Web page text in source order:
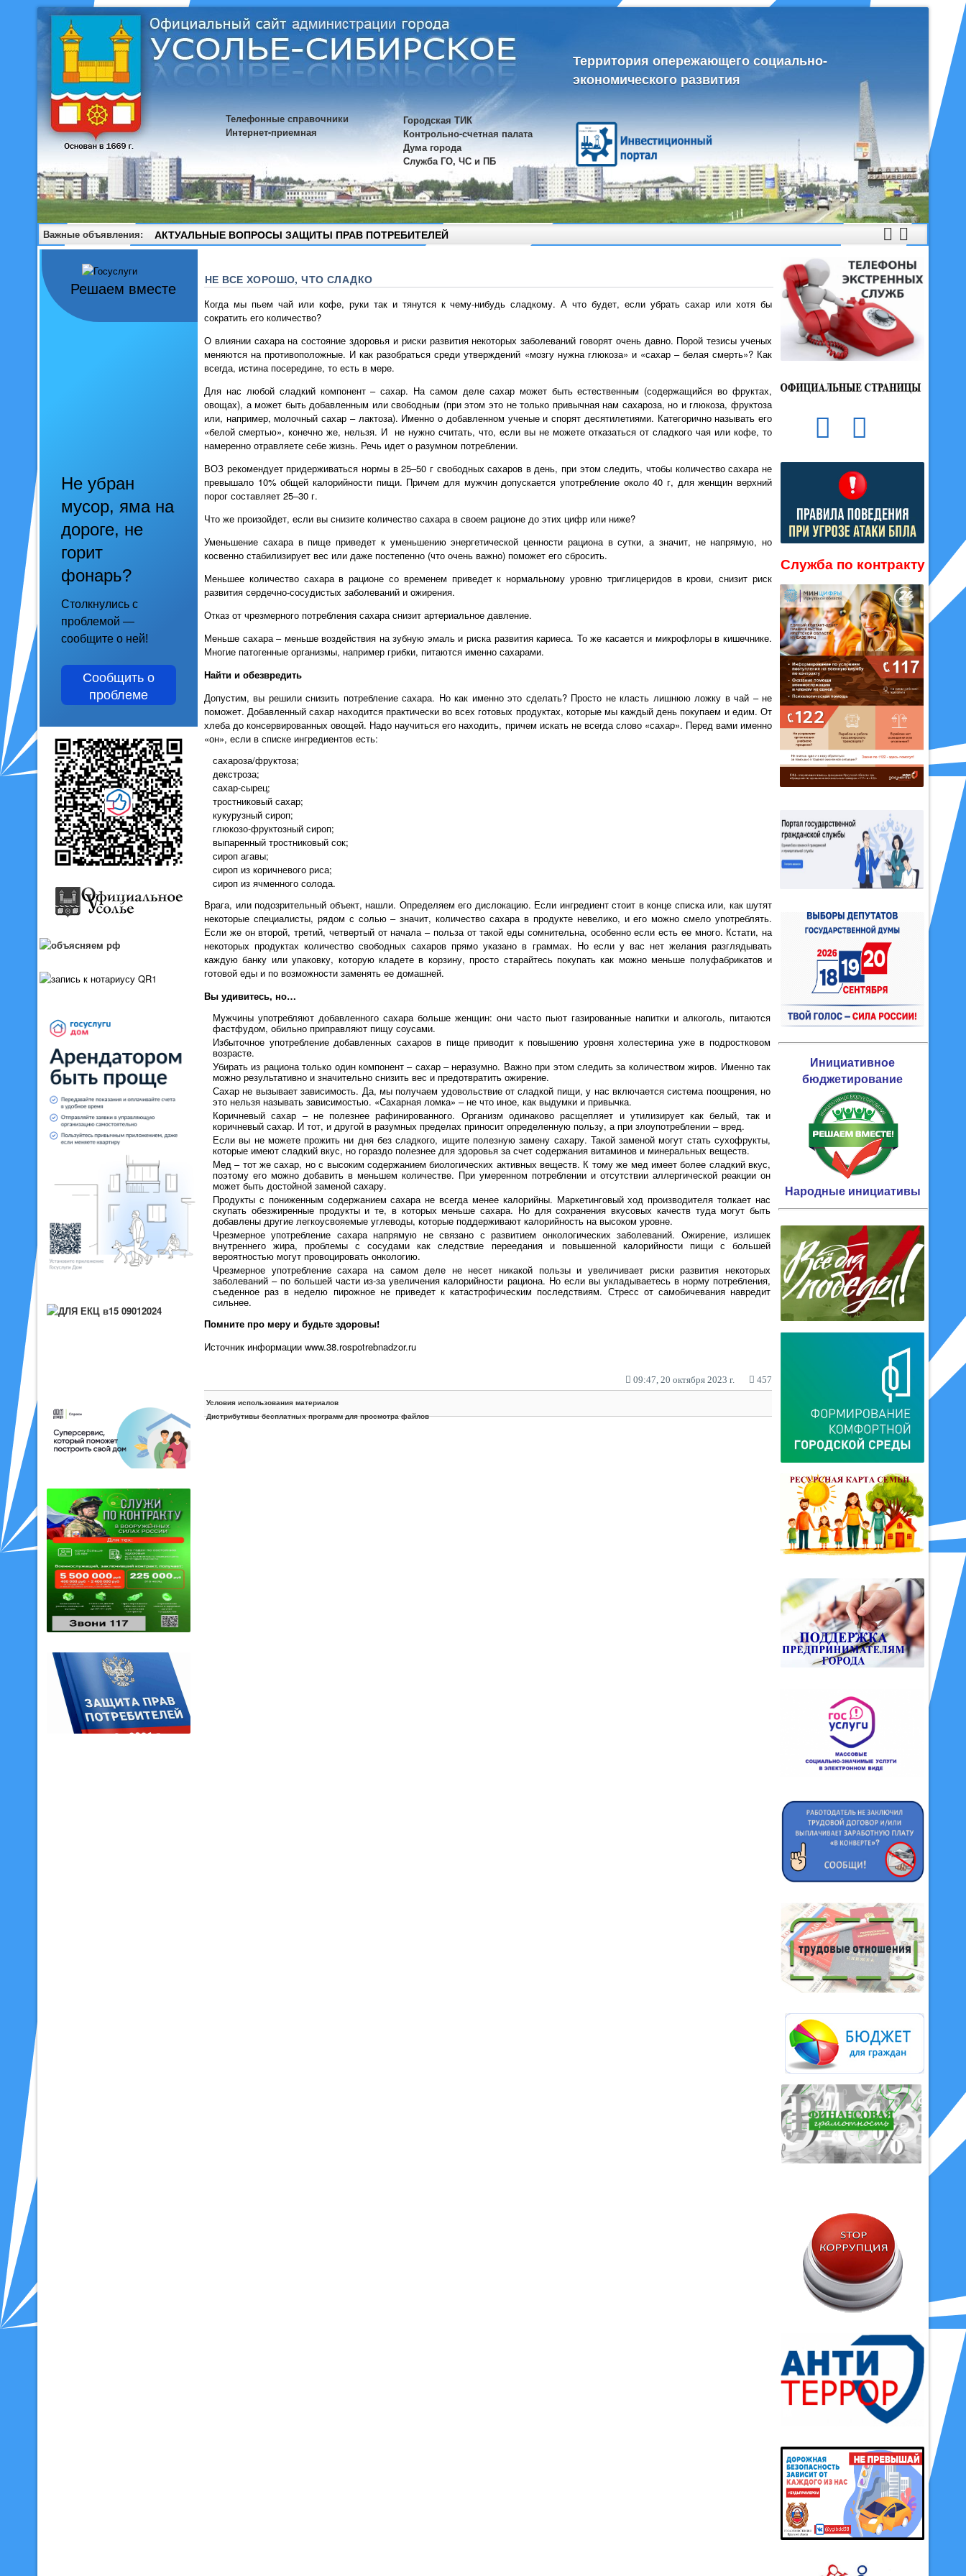
Территория опережающего социально-
экономического развития
Телефонные справочники
Интернет-приемная
Городская ТИК
Контрольно-счетная палата
Дума города
Служба ГО, ЧС и ПБ
Важные объявления: АКТУАЛЬНЫЕ ВОПРОСЫ ЗАЩИТЫ ПРАВ ПОТРЕБИТЕЛЕЙ
Решаем вместе
Не убран
мусор, яма на
дороге, не
горит
фонарь?
Столкнулись с
проблемой —
сообщите о ней!
Сообщить о
проблеме
НЕ ВСЕ ХОРОШО, ЧТО СЛАДКО
Когда мы пьем чай или кофе, руки так и тянутся к чему-нибудь сладкому. А что будет, если убрать сахар или хотя бы
сократить его количество?
О влиянии сахара на состояние здоровья и риски развития некоторых заболеваний говорят очень давно. Порой тезисы ученых
меняются на противоположные. И как разобраться среди утверждений «мозгу нужна глюкоза» и «сахар – белая смерть»? Как
всегда, истина посередине, то есть в мере.
Для нас любой сладкий компонент – сахар. На самом деле сахар может быть естественным (содержащийся во фруктах,
овощах), а может быть добавленным или свободным (при этом это не только привычная нам сахароза, но и глюкоза, фруктоза
или, например, молочный сахар – лактоза). Именно о добавленном ученые и спорят десятилетиями. Категорично называть его
«белой смертью», конечно же, нельзя. И не нужно считать, что, если вы не можете отказаться от сладкого чая или кофе, то
намеренно отравляете себе жизнь. Речь идет о разумном потреблении.
ВОЗ рекомендует придерживаться нормы в 25–50 г свободных сахаров в день, при этом следить, чтобы количество сахара не
превышало 10% общей калорийности пищи. Причем для мужчин допускается употребление около 40 г, для женщин верхний
порог составляет 25–30 г.
Что же произойдет, если вы снизите количество сахара в своем рационе до этих цифр или ниже?
Уменьшение сахара в пище приведет к уменьшению энергетической ценности рациона в сутки, а значит, не напрямую, но
косвенно стабилизирует вес или даже постепенно (что очень важно) поможет его сбросить.
Меньшее количество сахара в рационе со временем приведет к нормальному уровню триглицеридов в крови, снизит риск
развития сердечно-сосудистых заболеваний и ожирения.
Отказ от чрезмерного потребления сахара снизит артериальное давление.
Меньше сахара – меньше воздействия на зубную эмаль и риска развития кариеса. То же касается и микрофлоры в кишечнике.
Многие патогенные организмы, например грибки, питаются именно сахарами.
Найти и обезвредить
Допустим, вы решили снизить потребление сахара. Но как именно это сделать? Просто не класть лишнюю ложку в чай – не
поможет. Добавленный сахар находится практически во всех готовых продуктах, которые мы каждый день покупаем и едим. От
хлеба до консервированных овощей. Надо научиться его находить, причем искать не всегда слово «сахар». Перед вами именно
«он», если в списке ингредиентов есть:
сахароза/фруктоза;
декстроза;
сахар-сырец;
тростниковый сахар;
кукурузный сироп;
глюкозо-фруктозный сироп;
выпаренный тростниковый сок;
сироп агавы;
сироп из коричневого риса;
сироп из ячменного солода.
Врага, или подозрительный объект, нашли. Определяем его дислокацию. Если ингредиент стоит в конце списка или, как шутят
некоторые специалисты, рядом с солью – значит, количество сахара в продукте невелико, и его можно смело употреблять.
Если же он второй, третий, четвертый от начала – польза от такой еды сомнительна, особенно если есть ее много. Кстати, на
некоторых продуктах количество свободных сахаров прямо указано в граммах. Но если у вас нет желания разглядывать
каждую банку или упаковку, которую кладете в корзину, просто старайтесь покупать как можно меньше полуфабрикатов и
готовой еды и по возможности заменять ее домашней.
Вы удивитесь, но…
Мужчины употребляют добавленного сахара больше женщин: они часто пьют газированные напитки и алкоголь, питаются
фастфудом, обильно приправляют пищу соусами.
Избыточное употребление добавленных сахаров в пище приводит к повышению уровня холестерина уже в подростковом
возрасте.
Убирать из рациона только один компонент – сахар – неразумно. Важно при этом следить за количеством жиров. Именно так
можно результативно и значительно снизить вес и предотвратить ожирение.
Сахар не вызывает зависимость. Да, мы получаем удовольствие от сладкой пищи, у нас включается система поощрения, но
это нельзя называть зависимостью. «Сахарная ломка» – не что иное, как выдумки и привычка.
Коричневый сахар – не полезнее рафинированного. Организм одинаково расщепляет и утилизирует как белый, так и
коричневый сахар. И тот, и другой в разумных пределах приносит определенную пользу, а при злоупотреблении – вред.
Если вы не можете прожить ни дня без сладкого, ищите полезную замену сахару. Такой заменой могут стать сухофрукты,
которые имеют сладкий вкус, но гораздо полезнее для здоровья за счет содержания витаминов и минеральных веществ.
Мед – тот же сахар, но с высоким содержанием биологических активных веществ. К тому же мед имеет более сладкий вкус,
поэтому его можно добавить в меньшем количестве. При умеренном потреблении и отсутствии аллергической реакции он
может быть достойной заменой сахару.
Продукты с пониженным содержанием сахара не всегда менее калорийны. Маркетинговый ход производителя толкает нас
скупать обезжиренные продукты и те, в которых меньше сахара. Но для сохранения вкусовых качеств туда могут быть
добавлены другие легкоусвояемые углеводы, которые поддерживают калорийность на высоком уровне.
Чрезмерное употребление сахара напрямую не связано с развитием онкологических заболеваний. Ожирение, излишек
внутреннего жира, проблемы с сосудами как следствие переедания и повышенной калорийности пищи с большей
вероятностью могут провоцировать онкологию.
Чрезмерное употребление сахара на самом деле не несет никакой пользы и увеличивает риски развития некоторых
заболеваний – по большей части из-за увеличения калорийности рациона. Но если вы укладываетесь в норму потребления,
съеденное раз в неделю пирожное не приведет к катастрофическим последствиям. Стресс от самобичевания навредит
сильнее.
Помните про меру и будьте здоровы!
Источник информации www.38.rospotrebnadzor.ru
09:47, 20 октября 2023 г. 457
Условия использования материалов
Дистрибутивы бесплатных программ для просмотра файлов
Служба по контракту
Инициативное
бюджетирование
Народные инициативы